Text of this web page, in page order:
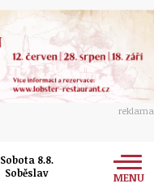
reklama
Sobota 8.8.
Soběslav
MENU